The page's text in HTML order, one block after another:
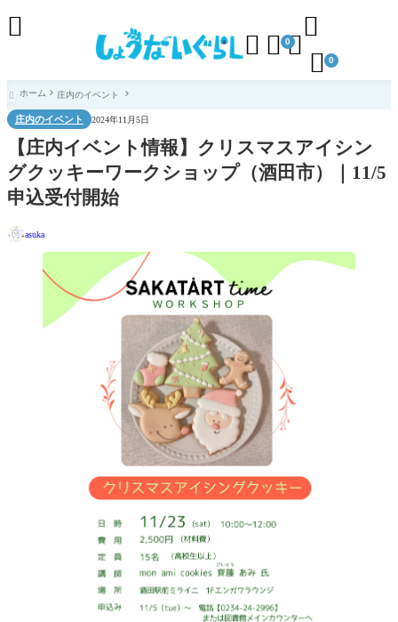
  0

 0

 ホーム 庄内のイベント
庄内のイベント 2024年11月5日
【庄内イベント情報】クリスマスアイシン
グクッキーワークショップ（酒田市）｜11/5
申込受付開始
asuka